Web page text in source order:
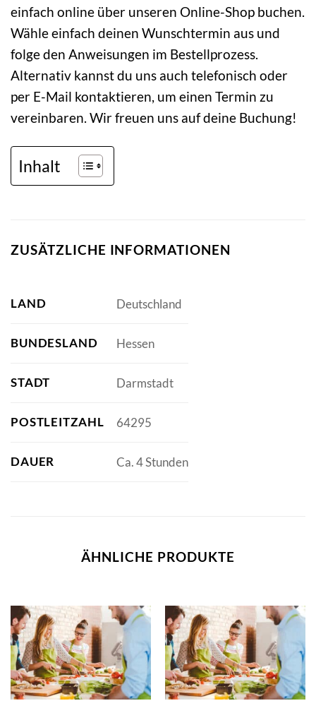
einfach online über unseren Online-Shop buchen.
Wähle einfach deinen Wunschtermin aus und
folge den Anweisungen im Bestellprozess.
Alternativ kannst du uns auch telefonisch oder
per E-Mail kontaktieren, um einen Termin zu
vereinbaren. Wir freuen uns auf deine Buchung!
Inhalt
ZUSÄTZLICHE INFORMATIONEN
LAND Deutschland
BUNDESLAND Hessen
STADT Darmstadt
POSTLEITZAHL 64295
DAUER Ca. 4 Stunden
ÄHNLICHE PRODUKTE